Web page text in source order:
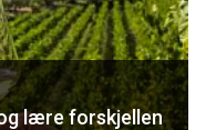
lære forskjellen